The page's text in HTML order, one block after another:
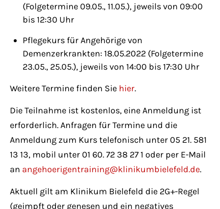
(Folgetermine 09.05., 11.05.), jeweils von 09:00
bis 12:30 Uhr
Pflegekurs für Angehörige von
Demenzerkrankten: 18.05.2022 (Folgetermine
23.05., 25.05.), jeweils von 14:00 bis 17:30 Uhr
Weitere Termine finden Sie hier.
Die Teilnahme ist kostenlos, eine Anmeldung ist
erforderlich. Anfragen für Termine und die
Anmeldung zum Kurs telefonisch unter 05 21. 581
13 13, mobil unter 01 60. 72 38 27 1 oder per E-Mail
an angehoerigentraining@klinikumbielefeld.de.
Aktuell gilt am Klinikum Bielefeld die 2G+-Regel
(geimpft oder genesen und ein negatives